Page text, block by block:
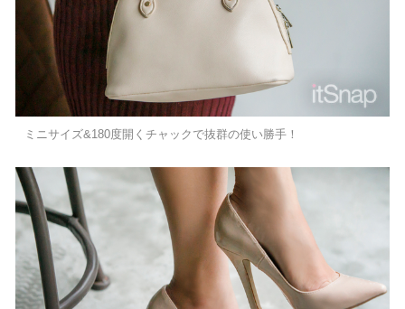
ミニサイズ&180度開くチャックで抜群の使い勝手！